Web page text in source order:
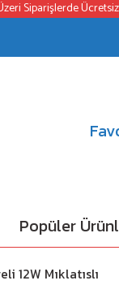
Siparişlerde Ücretsiz
Popüler
12W Mıklatıslı